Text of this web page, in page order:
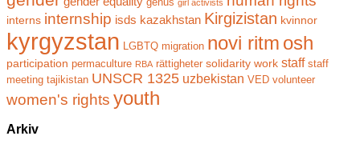
genus girl activists
interns internship isds kazakhstan Kirgizistan kvinnor
kyrgyzstan LGBTQ migration novi ritm osh
participation permaculture RBA rättigheter solidarity work staff staff
meeting tajikistan UNSCR 1325 uzbekistan VED volunteer
women's rights youth
Arkiv